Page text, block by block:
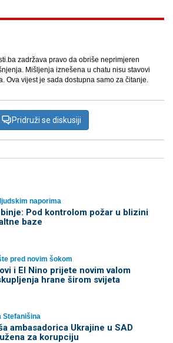
zadržava pravo da obriše neprimjeren
Mišljenja iznešena u chatu nisu stavovi
Ova vijest je sada dostupna samo za čitanje.
Pridruži se diskusiji
naporima
Pod kontrolom požar u blizini
baze
pred novim šokom
i El Nino prijete novim valom
hrane širom svijeta
Stefanišina
ambasadorica Ukrajine u SAD
za korupciju